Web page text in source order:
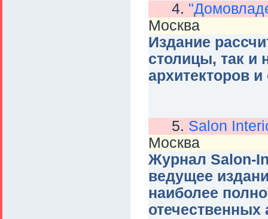
4.
Москва
Издание
столицы, так и
архитекторов и
5. Salon
Москва
Журнал Salon-
ведущее
наиболее
отечественных